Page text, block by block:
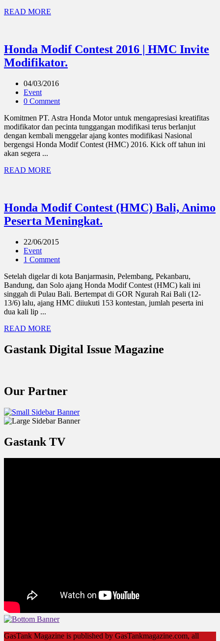
READ MORE
Honda Modif Contest 2016 | HMC Invite
Modifikator.
04/03/2016
Event
0 Comment
Komitmen PT. Astra Honda Motor untuk mengapresiasi kreatifitas
modifikator dan pecinta tunggangan modifikasi terus berlanjut
dengan kembali menggelar ajang kontes modifikasi Nasional
bergengsi Honda Modif Contest (HMC) 2016. Kick off tahun ini
akan segera ...
READ MORE
Honda Modif Contest (HMC) Bali, Animo
Peserta Meningkat.
22/06/2015
Event
1 Comment
Setelah digelar di kota Banjarmasin, Pelembang, Pekanbaru,
Bandung, dan Solo ajang Honda Modif Contest (HMC) kali ini
singgah di Pulau Bali. Bertempat di GOR Ngurah Rai Bali (12-
13/6) lalu, ajang HMC diiukuti 153 kontestan, jumlah peserta ini
dua kali lip ...
READ MORE
Gastank Digital Issue Magazine
Our Partner
Gastank TV
GasTank Magazine is published by GasTankmagazine.com, all